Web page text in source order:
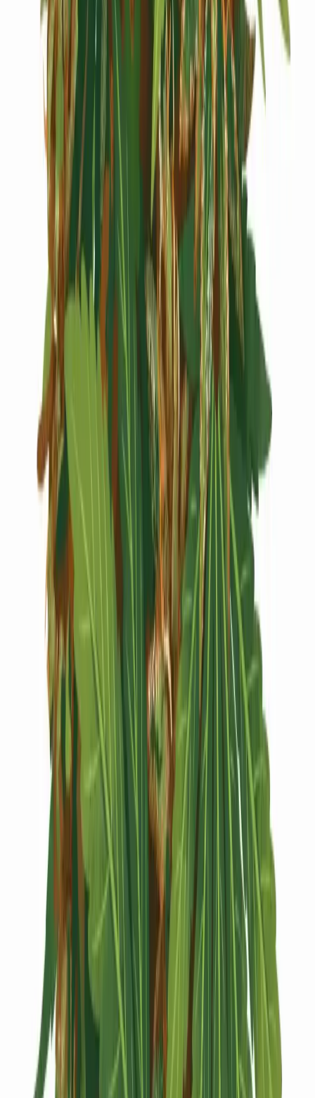
Cannabis Extrakte
Live Rosin
Vapes & Zubehör
Kapseln